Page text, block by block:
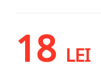
18 LEI